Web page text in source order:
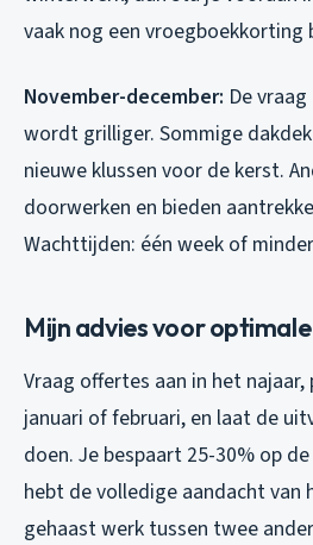
vaak nog een vroegboekkorting
November-december: De
wordt grilliger. Sommige
nieuwe klussen voor de kerst.
doorwerken en bieden
Wachttijden: één week of
Mijn advies voor
Vraag offertes aan in het
januari of februari, en laat de
doen. Je bespaart 25-30% op
hebt de volledige aandacht van
gehaast werk tussen twee